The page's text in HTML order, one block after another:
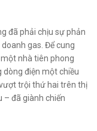
đã phải chịu sự phản
gas. Để cung
nhà tiên phong
dòng điện một chiều
trội thứ hai trên thị
– đã giành chiến